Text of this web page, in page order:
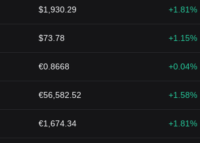
$1,930.29 +1.81%
$73.78 +1.15%
€0.8668 +0.04%
€56,582.52 +1.58%
€1,674.34 +1.81%